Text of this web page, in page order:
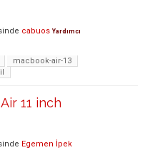
cabuos Yardımcı
macbook-air-13
11 inch
Egemen İpek